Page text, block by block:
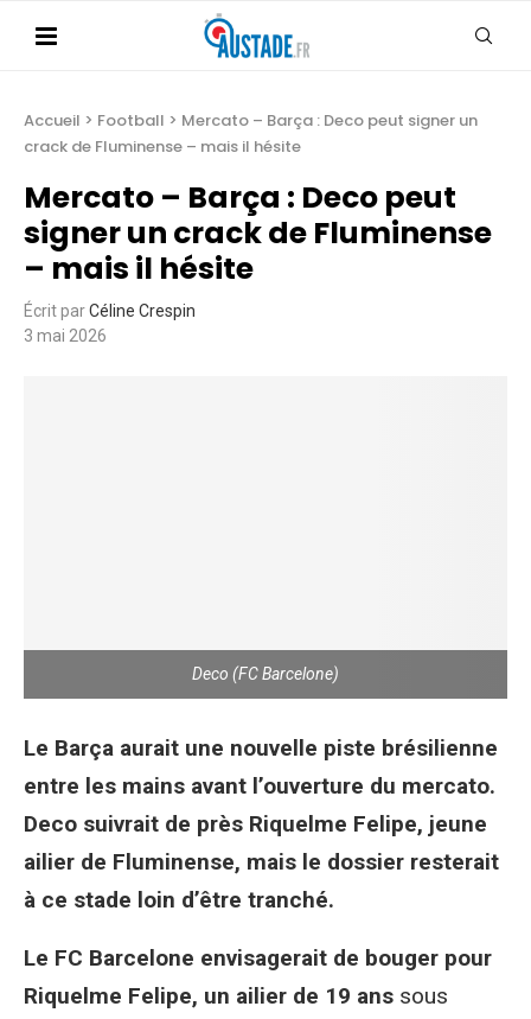
Accueil > Football > Mercato – Barça : Deco peut signer un
crack de Fluminense – mais il hésite
Mercato – Barça : Deco peut
signer un crack de Fluminense
– mais il hésite
Écrit parCéline Crespin
3 mai 2026
Deco (FC Barcelone)
Le Barça aurait une nouvelle piste brésilienne
entre les mains avant l’ouverture du mercato.
Deco suivrait de près Riquelme Felipe, jeune
ailier de Fluminense, mais le dossier resterait
à ce stade loin d’être tranché.
Le FC Barcelone envisagerait de bouger pour
Riquelme Felipe, un ailier de 19 ans sous